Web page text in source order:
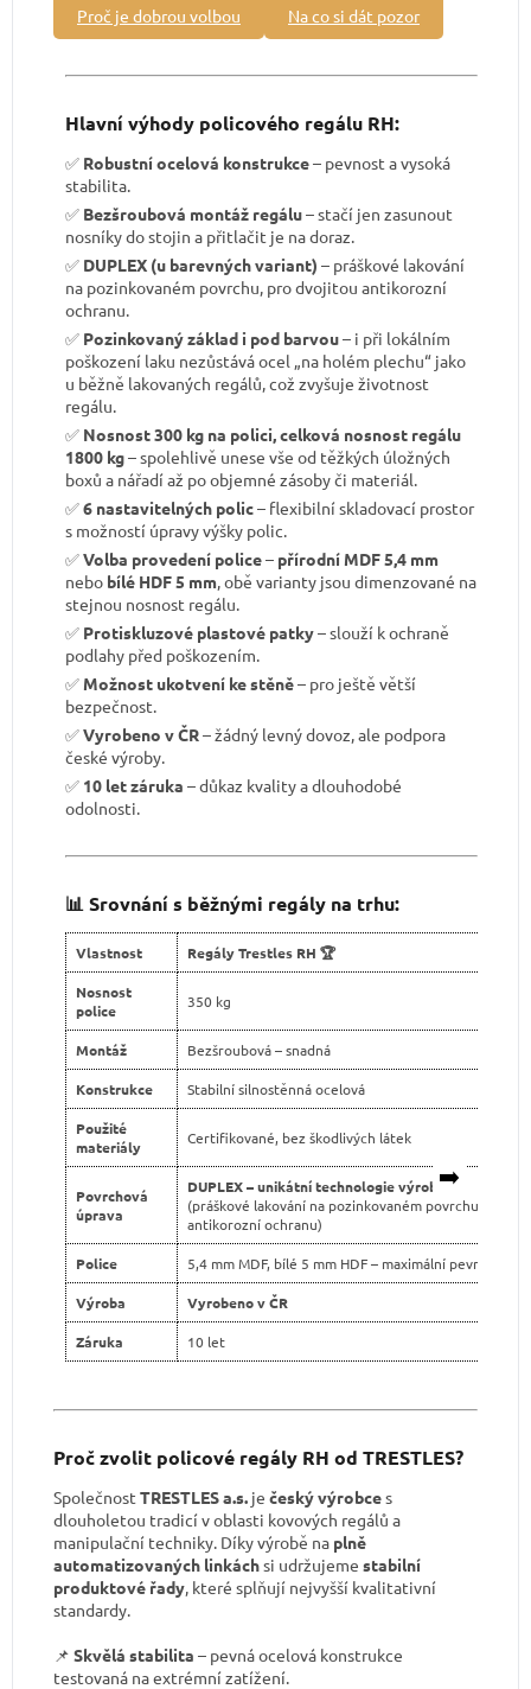
Proč je dobrou volbou Na co si dát pozor
Hlavní výhody policového regálu RH:
✅ Robustní ocelová konstrukce– pevnost a vysoká
stabilita.
✅ Bezšroubová montáž regálu– stačí jen zasunout
nosníky do stojin a přitlačit je na doraz.
✅ DUPLEX (u barevných variant) – práškové lakování
na pozinkovaném povrchu, pro dvojitou antikorozní
ochranu.
✅ Pozinkovaný základ i pod barvou– i při lokálním
poškození laku nezůstává ocel „na holém plechu“ jako
u běžně lakovaných regálů, což zvyšuje životnost
regálu.
✅ Nosnost 300 kg na polici, celková nosnost regálu
1800 kg– spolehlivě unese vše od těžkých úložných
boxů a nářadí až po objemné zásoby či materiál.
✅6 nastavitelných polic– flexibilní skladovací prostor
s možností úpravy výšky polic.
✅Volba provedení police– přírodní MDF 5,4 mm
nebo bílé HDF 5 mm, obě varianty jsou dimenzované na
stejnou nosnost regálu.
✅ Protiskluzové plastové patky– slouží k ochraně
podlahy před poškozením.
✅ Možnost ukotvení ke stěně– pro ještě větší
bezpečnost.
✅Vyrobeno v ČR– žádný levný dovoz, ale podpora
české výroby.
✅ 10 let záruka – důkaz kvality a dlouhodobé
odolnosti.
📊 Srovnání s běžnými regály na trhu:
➡️
Vlastnost Regály Trestles RH 🏆
Nosnost
police
350 kg
Montáž Bezšroubová – snadná
Konstrukce Stabilní silnostěnná ocelová
Použité
materiály
Certifikované, bez škodlivých látek
Povrchová
úprava
DUPLEX – unikátní technologie výroby
(práškové lakování na pozinkovaném povrchu pro
antikorozní ochranu)
Police 5,4 mm MDF, bílé 5 mm HDF – maximální pevnost
Výroba Vyrobeno v ČR
Záruka 10 let
Proč zvolit policové regály RH od TRESTLES?
Společnost TRESTLES a.s. je český výrobces
dlouholetou tradicí v oblasti kovových regálů a
manipulační techniky. Díky výrobě na plně
automatizovaných linkáchsi udržujeme stabilní
produktové řady, které splňují nejvyšší kvalitativní
standardy.
📌 Skvělá stabilita – pevná ocelová konstrukce
testovaná na extrémní zatížení.